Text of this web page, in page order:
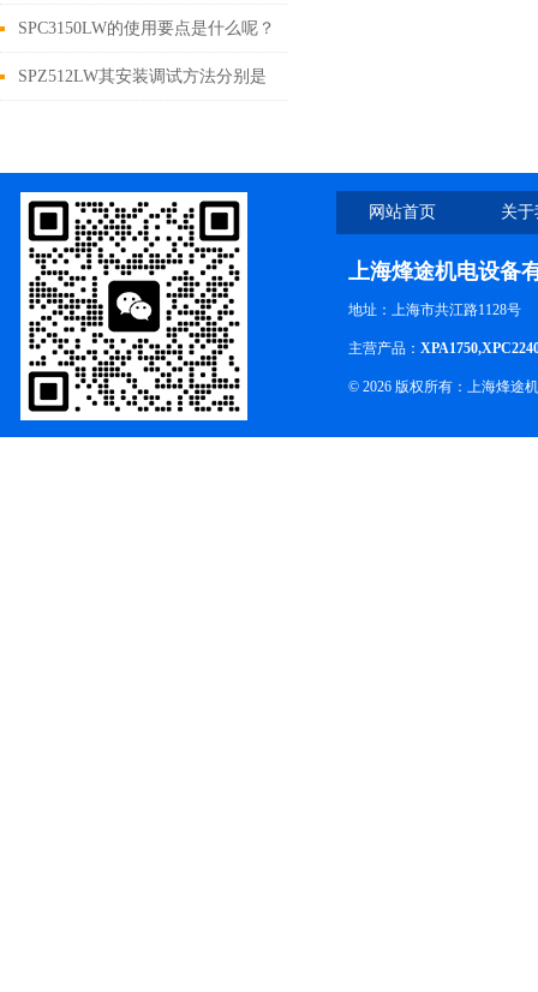
SPC3150LW的使用要点是什么呢？
SPZ512LW其安装调试方法分别是
网站首页 关
上海烽途机电设备
地址：上海市共江路1128号
主营产品：
© 2026 版权所有：上海烽途